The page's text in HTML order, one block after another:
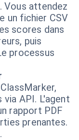
Vous attendez
un fichier CSV
scores dans
puis
processus
API. L'agent
rapport PDF
prenantes.